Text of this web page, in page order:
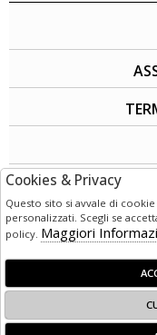
© 1949 - 2026 | LG3
Cookies & Privacy
Questo sito si avvale di
personalizzati. Scegli se
policy. Maggiori